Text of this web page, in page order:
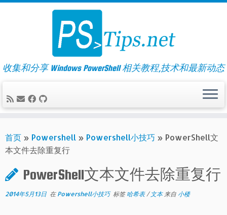
Skip
收集和分享 Windows PowerShell 相关教程,技术和最新动态
首页 » Powershell » Powershell小技巧 » PowerShell文
本文件去除重复行
PowerShell文本文件去除重复行
2014年5月13日 在 Powershell小技巧 标签哈希表/ 文本 来自 小楼